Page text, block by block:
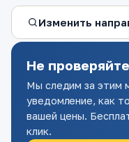
Изменить
Не
Мы следим за этим
уведомление, как
вашей цены.
клик.